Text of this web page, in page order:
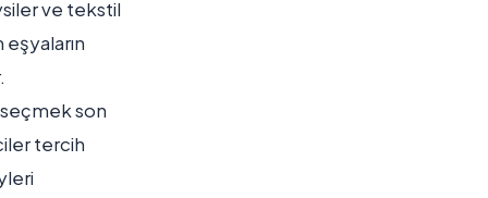
ve tekstil
son
tercih